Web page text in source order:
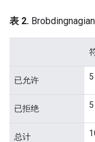
表 2.
已允许 5
已拒绝 5
总计